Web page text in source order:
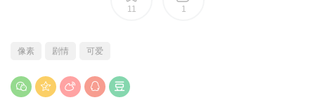
11 1
像素 剧情 可爱